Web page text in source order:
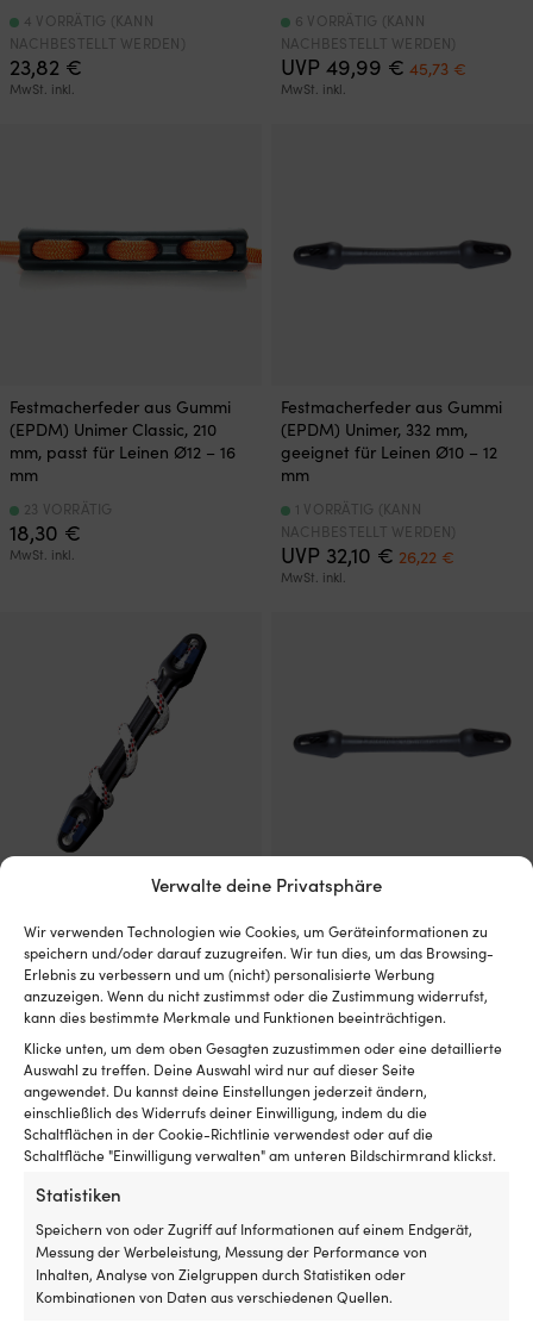
Verwalte deine Privatsphäre
Wir verwenden Technologien wie Cookies, um Geräteinformationen zu
speichern und/oder darauf zuzugreifen. Wir tun dies, um das Browsing-
Erlebnis zu verbessern und um (nicht) personalisierte Werbung
anzuzeigen. Wenn du nicht zustimmst oder die Zustimmung widerrufst,
kann dies bestimmte Merkmale und Funktionen beeinträchtigen.
Klicke unten, um dem oben Gesagten zuzustimmen oder eine detaillierte
Auswahl zu treffen. Deine Auswahl wird nur auf dieser Seite
angewendet. Du kannst deine Einstellungen jederzeit ändern,
einschließlich des Widerrufs deiner Einwilligung, indem du die
Schaltflächen in der Cookie-Richtlinie verwendest oder auf die
Schaltfläche "Einwilligung verwalten" am unteren Bildschirmrand klickst.
Statistiken
Speichern von oder Zugriff auf Informationen auf einem Endgerät,
Messung der Werbeleistung, Messung der Performance von
Inhalten, Analyse von Zielgruppen durch Statistiken oder
Kombinationen von Daten aus verschiedenen Quellen.
23,82 €
MwSt. inkl.
4 VORRÄTIG (KANN
NACHBESTELLT WERDEN)
UVP 49,99 €
Preis
45,73 €
MwSt. inkl.
6 VORRÄTIG (KANN
NACHBESTELLT WERDEN)
Festmacherfeder aus Gummi
(EPDM) Unimer Classic, 210
mm, passt für Leinen Ø12 – 16
mm
18,30 €
MwSt. inkl.
23 VORRÄTIG
Festmacherfeder aus Gummi
(EPDM) Unimer, 332 mm,
geeignet für Leinen Ø10 – 12
mm
UVP 32,10 € Ursprünglicher
Preis
26,22 €Aktueller
MwSt. inkl.
1 VORRÄTIG (KANN
NACHBESTELLT WERDEN)
Festmacherfeder aus Gummi
mm, geeignet für Leinen Ø16 –
20 mm
UVP79,99€ Ursprünglicher
Preis
war:
79,99 €
59,99€ Aktueller
Preis
ist:
59,99 €.
MwSt. inkl.
4 VORRÄTIG (KANN
NACHBESTELLT WERDEN)
Festmacherfeder aus Gummi
geeignet für Leinen Ø12 – 16
mm
UVP38,54€ Ursprünglicher
Preis
war:
38,54 €
37,93€
Preis
MwSt. inkl.
1 VORRÄTIG (KANN
NACHBESTELLT WERDEN)